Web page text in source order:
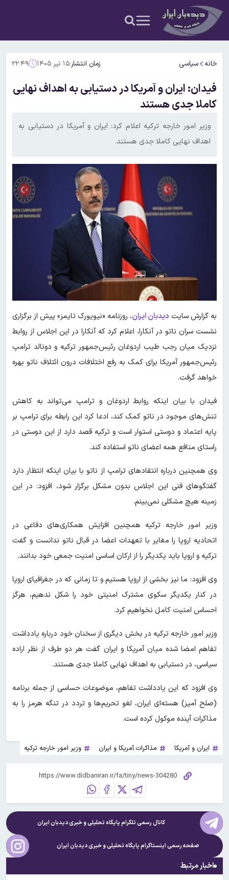
خانه سیاسی زمان انتشار:۱۵ تیر ۱۴۰۵ ۲۲:۴۹
فیدان: ایران و آمریکا در دستیابی به اهداف نهایی
کاملا جدی هستند
وزیر امور خارجه ترکیه اعلام کرد: ایران و آمریکا در دستیابی به
اهداف نهایی کاملا جدی هستند.
به گزارش سایت دیدبان ایران، روزنامه «نیویورک تایمز» پیش از برگزاری
نشست سران ناتو در آنکارا، اعلام کرد که آنکارا در این اجلاس از روابط
نزدیک میان رجب طیب اردوغان رئیس‌جمهور ترکیه و دونالد ترامپ
رئیس‌جمهور آمریکا برای کمک به رفع اختلافات درون ائتلاف ناتو بهره
خواهد گرفت.
فیدان با بیان اینکه روابط اردوغان و ترامپ می‌تواند به کاهش
تنش‌های موجود در ناتو کمک کند، ادعا کرد این رابطه برای ترامپ بر
پایه اعتماد و دوستی استوار است و ترکیه قصد دارد از این دوستی در
راستای منافع همه اعضای ناتو استفاده کند.
وی همچنین درباره انتقادهای ترامپ از ناتو با بیان اینکه انتظار دارد
گفتگوهای فنی این اجلاس بدون مشکل برگزار شود، افزود: در این
زمینه هیچ مشکلی نمی‌بینم.
وزیر امور خارجه ترکیه همچنین افزایش همکاری‌های دفاعی در
اتحادیه اروپا را مغایر با تعهدات اعضا در قبال ناتو ندانست و گفت
ترکیه و اروپا باید یکدیگر را از ارکان اساسی امنیت جمعی خود بدانند.
وی افزود: ما نیز بخشی از اروپا هستیم و تا زمانی که در جغرافیای اروپا
در کنار یکدیگر سکوی مشترک امنیتی خود را شکل ندهیم، هرگز
احساس امنیت کامل نخواهیم کرد.
وزیر امور خارجه ترکیه در بخش دیگری از سخنان خود درباره یادداشت
تفاهم امضا شده میان آمریکا و ایران گفت هر دو طرف از نظر اراده
سیاسی، در دستیابی به اهداف نهایی کاملا جدی هستند.
وی افزود که این یادداشت تفاهم، موضوعات حساسی از جمله برنامه
(صلح آمیز) هسته‌ای ایران، لغو تحریم‌ها و تردد در تنگه هرمز را به
مذاکرات آینده موکول کرده است.
ایران و آمریکا مذاکرات آمریکا و ایران وزیر امور خارجه ترکیه
کانال رسمی تلگرام پایگاه تحلیلی و خبریدیدبان ایران
صفحه رسمی اینستاگرام پایگاه تحلیلی و خبریدیدبان ایران
اخبار مرتبط